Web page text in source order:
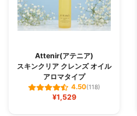
Attenir(アテニア)
スキンクリア クレンズ オイル
アロマタイプ
4.50(118)
¥1,529